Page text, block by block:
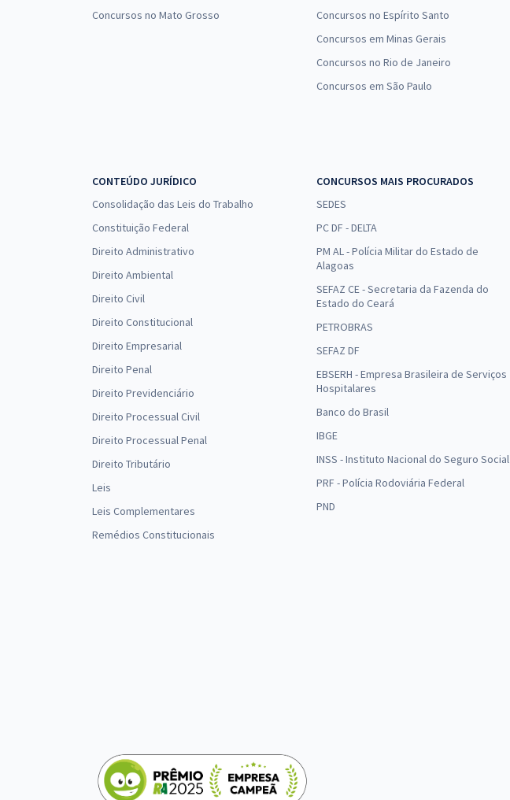
Concursos no Mato Grosso
Concursos no Espírito Santo
Concursos em Minas Gerais
Concursos no Rio de Janeiro
Concursos em São Paulo
CONTEÚDO JURÍDICO
Consolidação das Leis do Trabalho
Constituição Federal
Direito Administrativo
Direito Ambiental
Direito Civil
Direito Constitucional
Direito Empresarial
Direito Penal
Direito Previdenciário
Direito Processual Civil
Direito Processual Penal
Direito Tributário
Leis
Leis Complementares
Remédios Constitucionais
CONCURSOS MAIS PROCURADOS
SEDES
PC DF - DELTA
PM AL - Polícia Militar do Estado de
Alagoas
SEFAZ CE - Secretaria da Fazenda do
Estado do Ceará
PETROBRAS
SEFAZ DF
EBSERH - Empresa Brasileira de Serviços
Hospitalares
Banco do Brasil
IBGE
INSS - Instituto Nacional do Seguro Social
PRF - Polícia Rodoviária Federal
PND